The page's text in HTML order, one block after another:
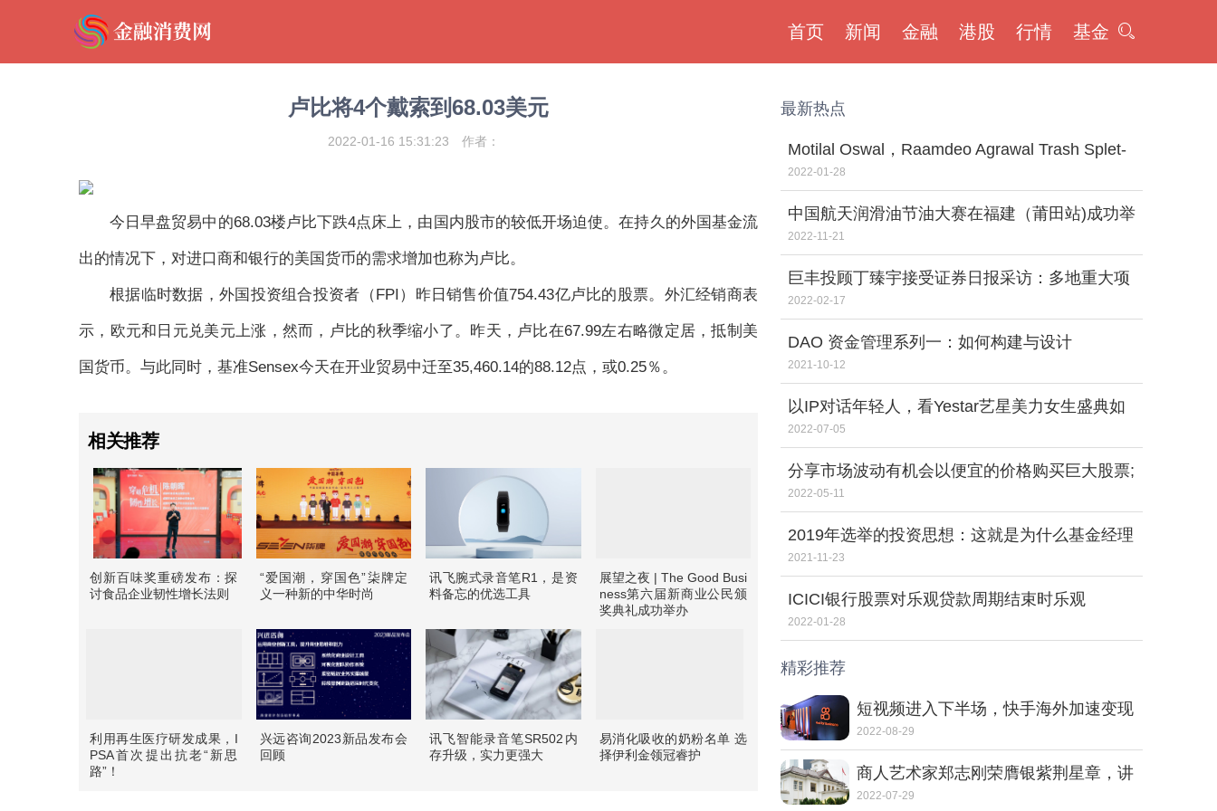
首页 新闻 金融 港股 行情 基金
卢比将4个戴索到68.03美元
2022-01-16 15:31:23 作者：
今日早盘贸易中的68.03楼卢比下跌4点床上，由国内股市的较低开场迫使。在持久的外国基金流
出的情况下，对进口商和银行的美国货币的需求增加也称为卢比。
根据临时数据，外国投资组合投资者（FPI）昨日销售价值754.43亿卢比的股票。外汇经销商表
示，欧元和日元兑美元上涨，然而，卢比的秋季缩小了。昨天，卢比在67.99左右略微定居，抵制美
国货币。与此同时，基准Sensex今天在开业贸易中迁至35,460.14的88.12点，或0.25％。
相关推荐
创新百味奖重磅发布：探
讨食品企业韧性增长法则
“爱国潮，穿国色”柒牌定
义一种新的中华时尚
讯飞腕式录音笔R1，是资
料备忘的优选工具
展望之夜 | The Good Busi
ness第六届新商业公民颁
奖典礼成功举办
利用再生医疗研发成果，I
PSA首次提出抗老“新思
路”！
兴远咨询2023新品发布会
回顾
讯飞智能录音笔SR502内
存升级，实力更强大
易消化吸收的奶粉名单 选
择伊利金领冠睿护
最新热点
Motilal Oswal，Raamdeo Agrawal Trash Splet-
Up Murmurs;说这些谣言已经发生了20年
2022-01-28
中国航天润滑油节油大赛在福建（莆田站)成功举
办
2022-11-21
巨丰投顾丁臻宇接受证券日报采访：多地重大项
目投资清单出炉 总投资额合计超25万亿元
2022-02-17
DAO 资金管理系列一：如何构建与设计
2021-10-12
以IP对话年轻人，看Yestar艺星美力女生盛典如
何“进化”
2022-07-05
分享市场波动有机会以便宜的价格购买巨大股票;
时间才能达到傻瓜
2022-05-11
2019年选举的投资思想：这就是为什么基金经理
Samir Arora没有采摘股票BetSyet
2021-11-23
ICICI银行股票对乐观贷款周期结束时乐观
2022-01-28
精彩推荐
短视频进入下半场，快手海外加速变现
2022-08-29
商人艺术家郑志刚荣膺银紫荆星章，讲
述动人的中国故事
2022-07-29